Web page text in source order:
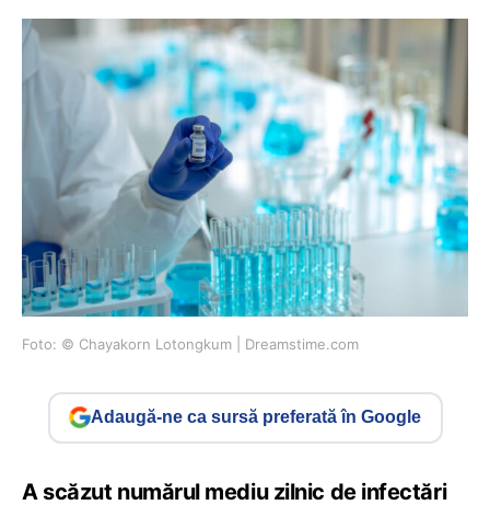
Foto: © Chayakorn Lotongkum | Dreamstime.com
Adaugă-ne ca sursă preferată în Google
A scăzut numărul mediu zilnic de infectări